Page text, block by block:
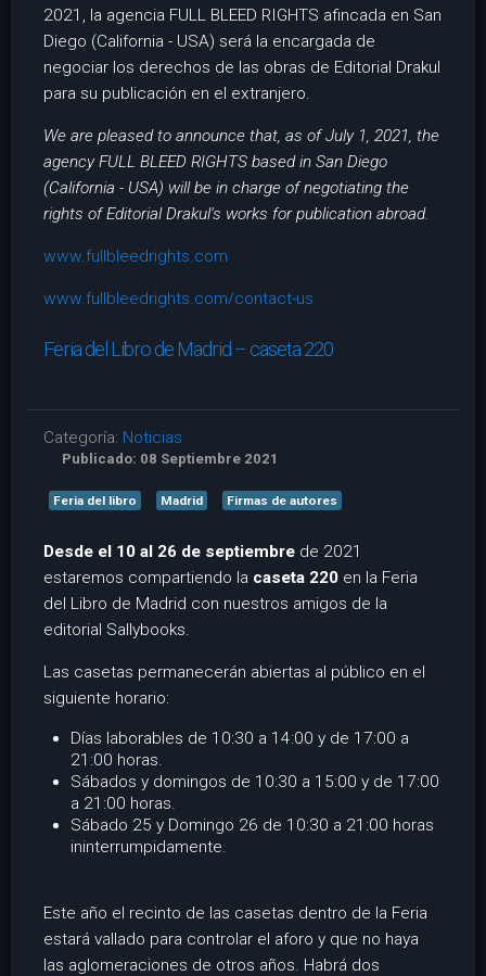
2021, la agencia FULL BLEED RIGHTS afincada en San
Diego (California - USA) será la encargada de
negociar los derechos de las obras de Editorial Drakul
para su publicación en el extranjero.
We are pleased to announce that, as of July 1, 2021, the
agency FULL BLEED RIGHTS based in San Diego
(California - USA) will be in charge of negotiating the
rights of Editorial Drakul's works for publication abroad.
www.fullbleedrights.com
www.fullbleedrights.com/contact-us
Feria del Libro de Madrid – caseta 220
Categoría: Noticias
Publicado: 08 Septiembre 2021
Feria del libro Madrid Firmas de autores
Desde el 10 al 26 de septiembre de 2021
estaremos compartiendo la caseta 220 en la Feria
del Libro de Madrid con nuestros amigos de la
editorial Sallybooks.
Las casetas permanecerán abiertas al público en el
siguiente horario:
Días laborables de 10:30 a 14:00 y de 17:00 a
21:00 horas.
Sábados y domingos de 10:30 a 15:00 y de 17:00
a 21:00 horas.
Sábado 25 y Domingo 26 de 10:30 a 21:00 horas
ininterrumpidamente.
Este año el recinto de las casetas dentro de la Feria
estará vallado para controlar el aforo y que no haya
las aglomeraciones de otros años. Habrá dos